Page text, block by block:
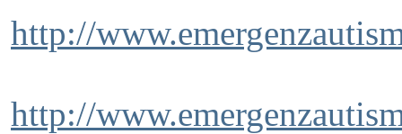
http://
http://